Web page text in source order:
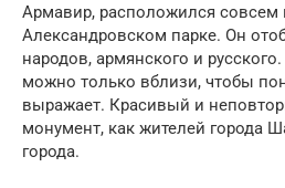
Армавир, расположился совсем
Александровском парке. Он
народов, армянского и
можно только вблизи, чтобы
выражает. Красивый и
монумент, как жителей города
города.